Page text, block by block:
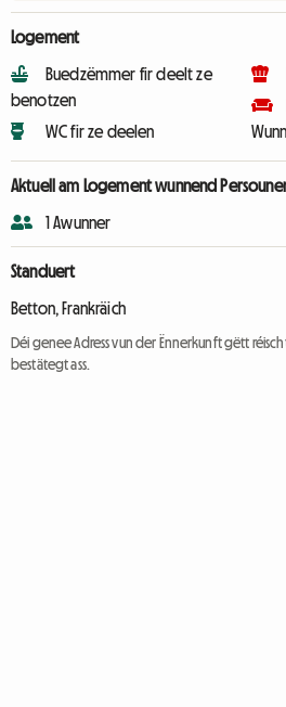
Logement
Buedzëmmer fir deelt ze
benotzen
WC fir ze deelen
Aktuell am Logement wunnend
1 Awunner
Standuert
Betton, Frankräich
Déi genee Adress vun der Ënnerkunft gëtt
bestätegt ass.